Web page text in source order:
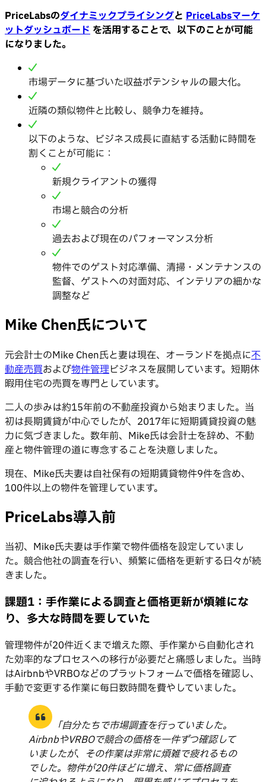
PriceLabsのダイナミックプライシングと PriceLabsマーケ
ットダッシュボード を活用することで、以下のことが可能
になりました。
市場データに基づいた収益ポテンシャルの最大化。
近隣の類似物件と比較し、競争力を維持。
以下のような、ビジネス成長に直結する活動に時間を
割くことが可能に：
新規クライアントの獲得
市場と競合の分析
過去および現在のパフォーマンス分析
物件でのゲスト対応準備、清掃・メンテナンスの
監督、ゲストへの対面対応、インテリアの細かな
調整など
Mike Chen氏について
元会計士のMike Chen氏と妻は現在、オーランドを拠点に不
動産売買および物件管理ビジネスを展開しています。短期休
暇用住宅の売買を専門としています。
二人の歩みは約15年前の不動産投資から始まりました。当
初は長期賃貸が中心でしたが、2017年に短期賃貸投資の魅
力に気づきました。数年前、Mike氏は会計士を辞め、不動
産と物件管理の道に専念することを決意しました。
現在、Mike氏夫妻は自社保有の短期賃貸物件9件を含め、
100件以上の物件を管理しています。
PriceLabs導入前
当初、Mike氏夫妻は手作業で物件価格を設定していまし
た。競合他社の調査を行い、頻繁に価格を更新する日々が続
きました。
課題1：手作業による調査と価格更新が煩雑にな
り、多大な時間を要していた
管理物件が20件近くまで増えた際、手作業から自動化され
た効率的なプロセスへの移行が必要だと痛感しました。当時
はAirbnbやVRBOなどのプラットフォームで価格を確認し、
手動で変更する作業に毎日数時間を費やしていました。
「自分たちで市場調査を行っていました。
AirbnbやVRBOで競合の価格を一件ずつ確認して
いましたが、その作業は非常に煩雑で疲れるもの
でした。物件が20件ほどに増え、常に価格調査